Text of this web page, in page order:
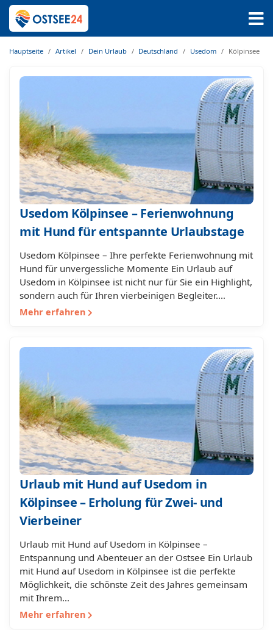
Hauptseite Artikel Dein Urlaub Deutschland Usedom Kölpinsee
Usedom Kölpinsee – Ferienwohnung
mit Hund für entspannte Urlaubstage
Usedom Kölpinsee – Ihre perfekte Ferienwohnung mit
Hund für unvergessliche Momente Ein Urlaub auf
Usedom in Kölpinsee ist nicht nur für Sie ein Highlight,
sondern auch für Ihren vierbeinigen Begleiter.…
Mehr erfahren
Urlaub mit Hund auf Usedom in
Kölpinsee – Erholung für Zwei- und
Vierbeiner
Urlaub mit Hund auf Usedom in Kölpinsee –
Entspannung und Abenteuer an der Ostsee Ein Urlaub
mit Hund auf Usedom in Kölpinsee ist die perfekte
Möglichkeit, die schönste Zeit des Jahres gemeinsam
mit Ihrem…
Mehr erfahren